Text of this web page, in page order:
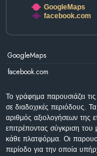
GoogleMaps
facebook.com
GoogleMaps
facebook.com
Το γράφημα παρουσιάζει
σε διαδοχικές περιόδους.
αριθμός αξιολογήσεων της
επιτρέποντας σύγκριση
κάθε πλατφόρμα. Οι
περίοδο για την οποία